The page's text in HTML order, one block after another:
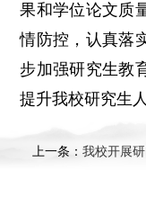
果和学位论文质
情防控，认真落
步加强研究生教
提升我校研究生
上一条： 我校开展